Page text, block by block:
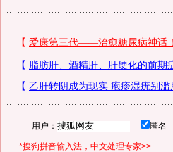
用户： 匿名
*搜狗拼音输入法，中文处理专家>>